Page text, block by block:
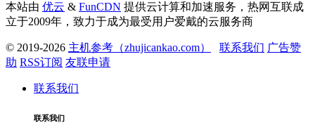
本站由 优云 & FunCDN 提供云计算和加速服务，热网互联成
立于2009年，致力于成为最受用户爱戴的云服务商
© 2019-2026 主机参考（zhujicankao.com） 联系我们 广告赞
助 RSS订阅 友联申请
联系我们
联系我们